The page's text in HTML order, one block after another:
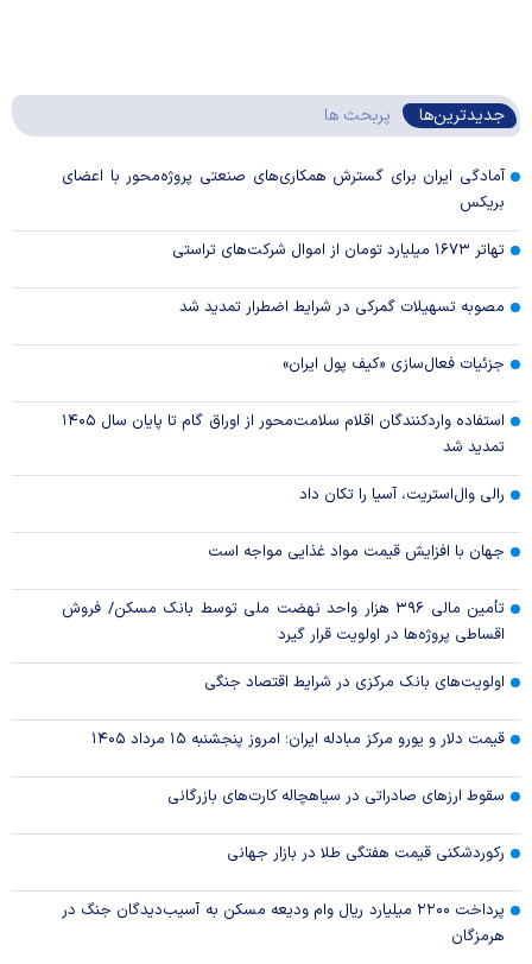
جدیدترین‌ها پربحث ها
آمادگی ایران برای گسترش همکاری‌های صنعتی پروژه‌محور با اعضای
بریکس
تهاتر ۱۶۷۳ میلیارد تومان از اموال شرکت‌های تراستی
مصوبه تسهیلات گمرکی در شرایط اضطرار تمدید شد
جزئیات فعال‌سازی «کیف پول ایران»
استفاده واردکنندگان اقلام سلامت‌محور از اوراق گام تا پایان سال ۱۴۰۵
تمدید شد
رالی وال‌استریت، آسیا را تکان داد
جهان با افزایش قیمت مواد غذایی مواجه است
تأمین مالی ۳۹۶ هزار واحد نهضت ملی توسط بانک مسکن/ فروش
اقساطی پروژه‌ها در اولویت قرار گیرد
اولویت‌های بانک مرکزی در شرایط اقتصاد جنگی
قیمت دلار و یورو مرکز مبادله ایران؛ امروز پنجشنبه ۱۵ مرداد ۱۴۰۵
سقوط ارزهای صادراتی در سیاهچاله کارت‌های بازرگانی
رکوردشکنی قیمت هفتگی طلا در بازار‌ جهانی
پرداخت ۲۲۰۰ میلیارد ریال وام ودیعه مسکن به آسیب‌دیدگان جنگ در
هرمزگان